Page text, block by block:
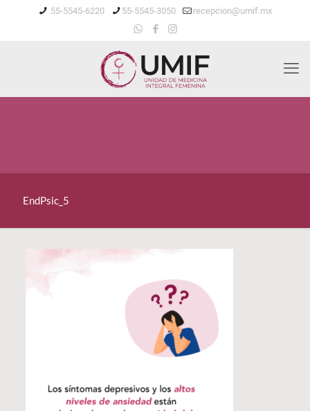
55-5545-6220 55-5545-3050 recepcion@umif.mx
EndPsic_5